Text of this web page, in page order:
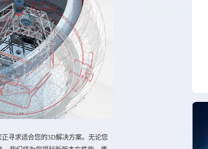
寻求适合您的3D解决方案。无论您